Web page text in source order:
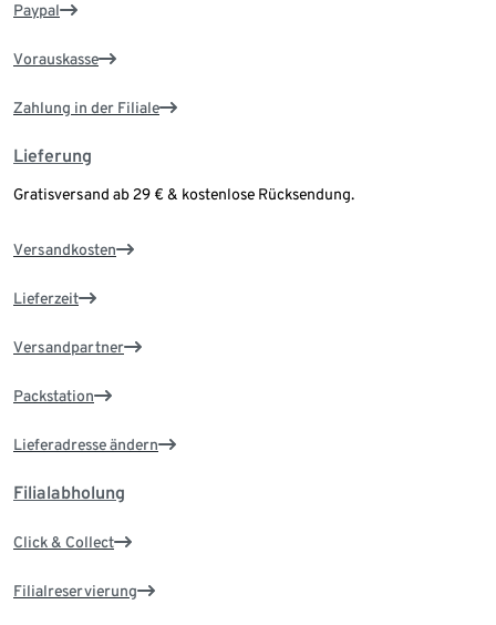
Paypal
Vorauskasse
Zahlung in der Filiale
Lieferung
Gratisversand ab 29 € & kostenlose Rücksendung.
Versandkosten
Lieferzeit
Versandpartner
Packstation
Lieferadresse ändern
Filialabholung
Click & Collect
Filialreservierung